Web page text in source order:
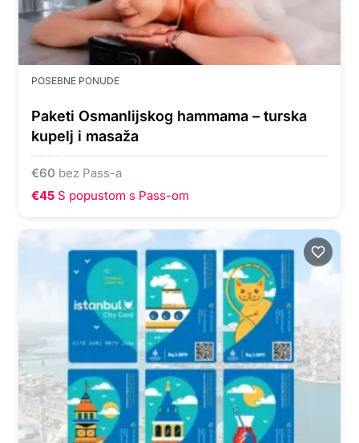
POSEBNE PONUDE
Paketi Osmanlijskog hammama – turska
kupelj i masaža
€60 bez Pass-a
€45 S popustom s Pass-om